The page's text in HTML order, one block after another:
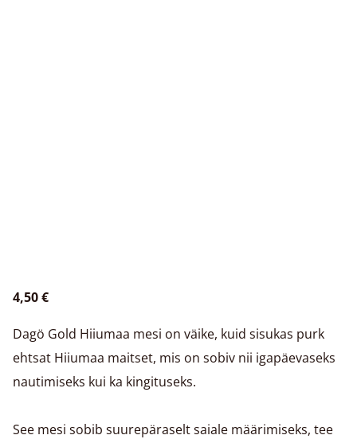
4,50 €
Dagö Gold Hiiumaa mesi on väike, kuid sisukas purk
ehtsat Hiiumaa maitset, mis on sobiv nii igapäevaseks
nautimiseks kui ka kingituseks.
See mesi sobib suurepäraselt saiale määrimiseks, tee